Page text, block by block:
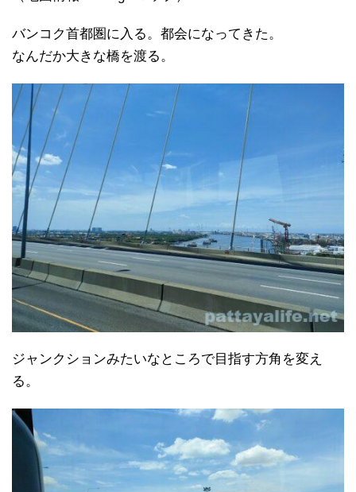
バンコク首都圏に入る。都会になってきた。
なんだか大きな橋を渡る。
ジャンクションみたいなところで目指す方角を変え
る。